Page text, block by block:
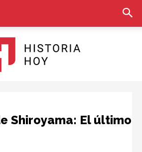
Shiroyama: El último